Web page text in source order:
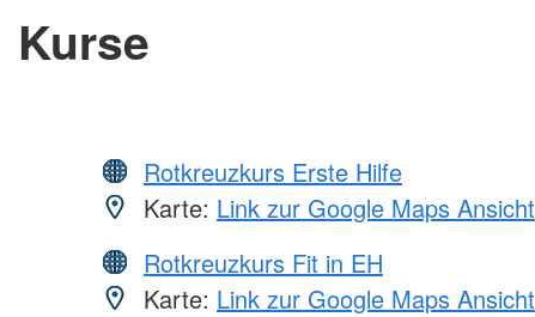
Kurse
Rotkreuzkurs Erste Hilfe
Karte: Link zur Google Maps Ansicht
Rotkreuzkurs Fit in EH
Karte: Link zur Google Maps Ansicht